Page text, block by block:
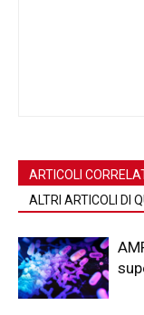
ARTICOLI
ALTRI ARTICOLI DI